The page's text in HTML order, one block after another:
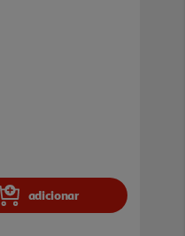
e
adicionar